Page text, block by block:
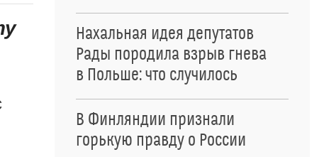
Нахальная идея депутатов
Рады породила взрыв гнева
в Польше: что случилось
В Финляндии признали
горькую правду о России